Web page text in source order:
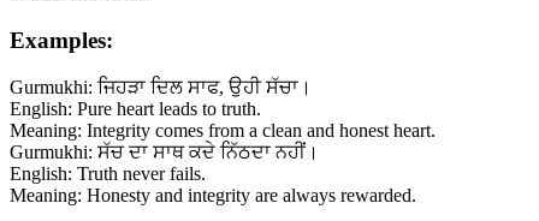
Examples:
Gurmukhi: ਜਿਹੜਾ ਦਿਲ ਸਾਫ, ਉਹੀ ਸੱਚਾ।
English: Pure heart leads to truth.
Meaning: Integrity comes from a clean and honest heart.
Gurmukhi: ਸੱਚ ਦਾ ਸਾਥ ਕਦੇ ਨਿੱਠਦਾ ਨਹੀਂ।
English: Truth never fails.
Meaning: Honesty and integrity are always rewarded.